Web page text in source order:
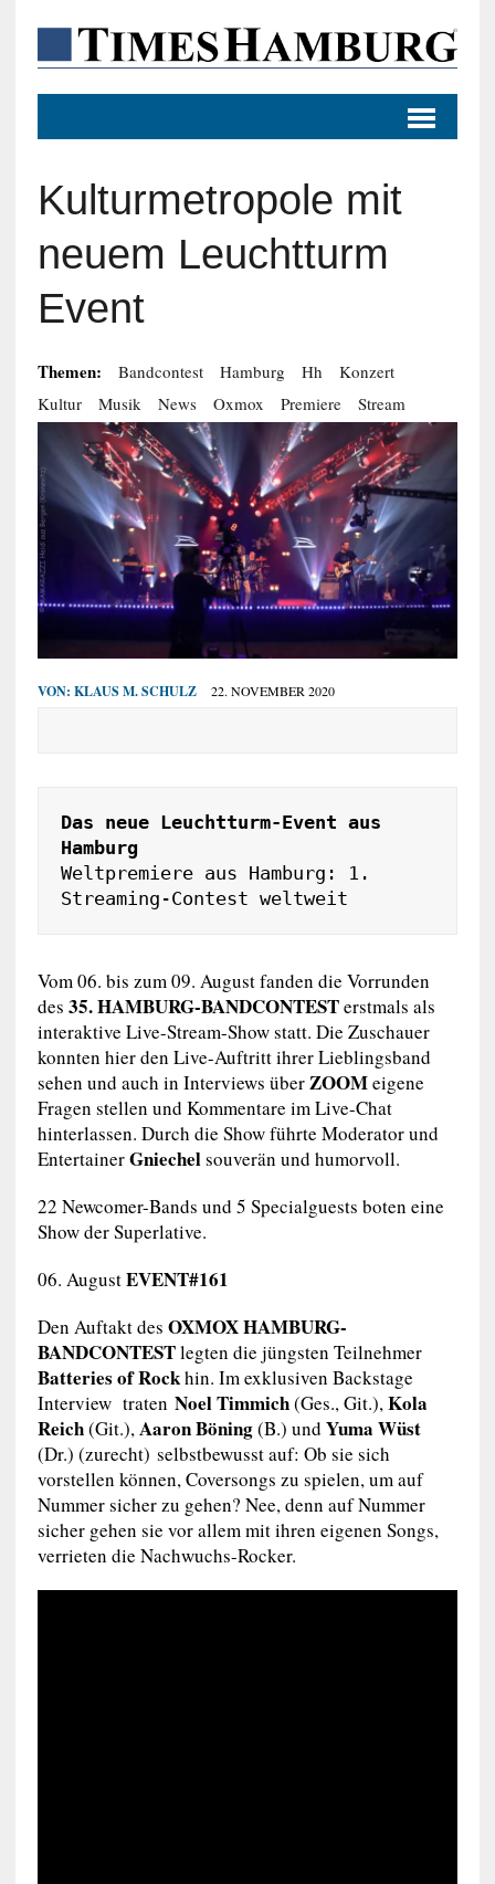
Kulturmetropole mit
neuem Leuchtturm
Event
Themen: Bandcontest Hamburg Hh
Konzert
Kultur
Musik News Oxmox Premiere Stream
VON: KLAUS M. SCHULZ 22. NOVEMBER 2020
Das neue Leuchtturm-Event aus
Hamburg
Weltpremiere aus Hamburg: 1.
Streaming-Contest weltweit
Vom 06. bis zum 09. August fanden die Vorrunden
des 35.HAMBURG-BANDCONTESTerstmals als
interaktive Live-Stream-Show statt. Die Zuschauer
konnten hier den Live-Auftritt ihrer Lieblingsband
sehen und auch in Interviews überZOOMeigene
Fragen stellen und Kommentare im Live-Chat
hinterlassen. Durch die Show führte Moderator und
EntertainerGniechelsouverän und humorvoll.
22 Newcomer-Bands und 5 Specialguests boten eine
Show der Superlative.
06. AugustEVENT#161
Den Auftakt des OXMOX HAMBURG-
BANDCONTESTlegten die jüngsten Teilnehmer
Batteries of Rockhin. Im exklusiven Backstage
Interview traten Noel Timmich(Ges., Git.),Kola
Reich(Git.),Aaron Böning(B.) und Yuma Wüst
(Dr.) (zurecht) selbstbewusst auf: Ob sie sich
vorstellen können, Coversongs zu spielen, um auf
Nummer sicher zu gehen? Nee, denn auf Nummer
sicher gehen sie vor allem mit ihren eigenen Songs,
verrieten die Nachwuchs-Rocker.